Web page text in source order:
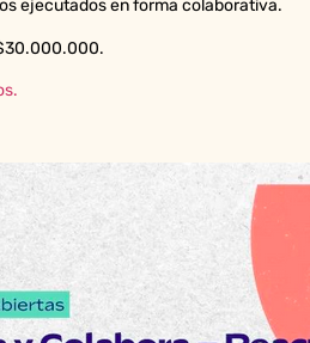
ejecutados en forma colaborativa.